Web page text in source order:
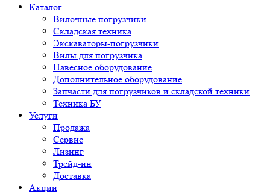
Каталог
Вилочные погрузчики
Складская техника
Экскаваторы-погрузчики
Вилы для погрузчика
Навесное оборудование
Дополнительное оборудование
Запчасти для погрузчиков и складской техники
Техника БУ
Услуги
Продажа
Сервис
Лизинг
Трейд-ин
Доставка
Акции